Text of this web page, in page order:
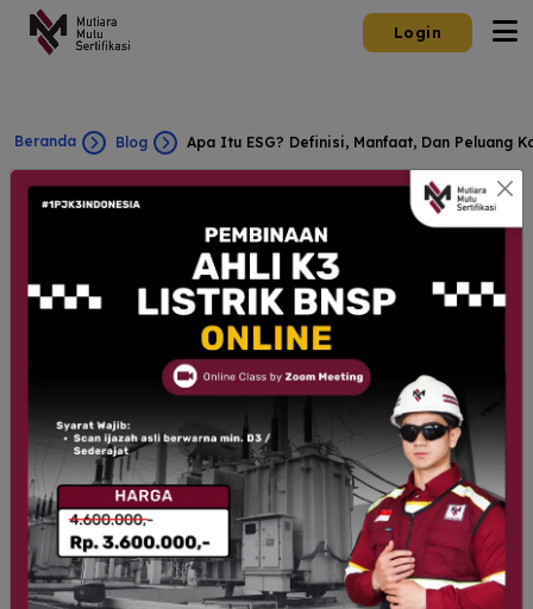
Login
Beranda Blog Apa Itu ESG? Definisi, Manfaat, Dan Peluang